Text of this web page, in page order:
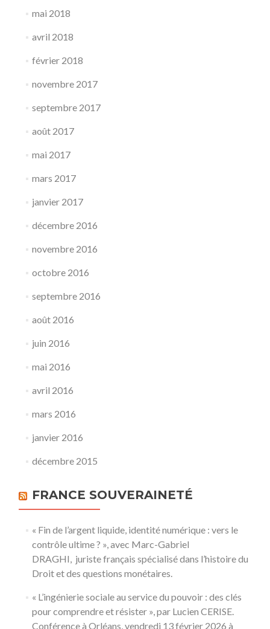
mai 2018
avril 2018
février 2018
novembre 2017
septembre 2017
août 2017
mai 2017
mars 2017
janvier 2017
décembre 2016
novembre 2016
octobre 2016
septembre 2016
août 2016
juin 2016
mai 2016
avril 2016
mars 2016
janvier 2016
décembre 2015
FRANCE SOUVERAINETÉ
« Fin de l’argent liquide, identité numérique : vers le
contrôle ultime ? », avec Marc-Gabriel
DRAGHI, juriste français spécialisé dans l’histoire du
Droit et des questions monétaires.
« L’ingénierie sociale au service du pouvoir : des clés
pour comprendre et résister », par Lucien CERISE.
Conférence à Orléans, vendredi 13 février 2026 à